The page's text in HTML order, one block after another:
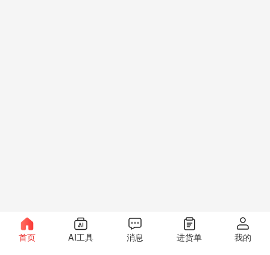
首页 AI工具 消息 进货单 我的